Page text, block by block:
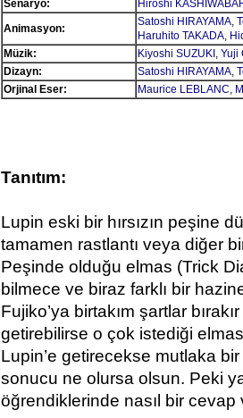
Senaryo:
Hiroshi
Animasyon:
Satoshi HIRAYAMA,
Haruhito TAKADA,
Müzik:
Kiyoshi SUZUKI , Yuji
Dizayn:
Satoshi HIRAYAMA,
Orjinal Eser:
Maurice LEBLANC,
Tanıtım:
Lupin eski bir hırsızın peşine
tamamen rastlantı veya diğer
Peşinde olduğu elmas (Trick
bilmece ve biraz farklı bir
Fujiko’ya birtakım şartlar
getirebilirse o çok istediği
Lupin’e getirecekse mutlaka
sonucu ne olursa olsun. Peki
öğrendiklerinde nasıl bir cevap